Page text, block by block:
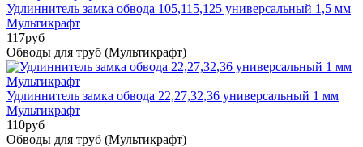
Удлиннитель замка обвода 105,115,125 универсальный 1,5 мм
Мультикрафт
117руб
Обводы для труб (Мультикрафт)
Удлиннитель замка обвода 22,27,32,36 универсальный 1 мм
Мультикрафт
110руб
Обводы для труб (Мультикрафт)